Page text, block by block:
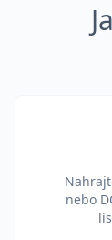
nebo